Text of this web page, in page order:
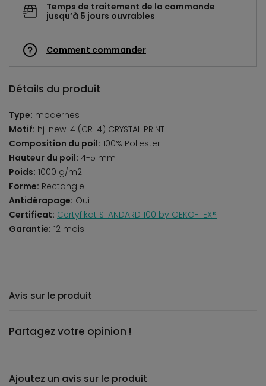
Temps de traitement de la commande
jusqu’à 5 jours ouvrables
Comment commander
Détails du produit
Type: modernes
Motif: hj-new-4 (CR-4) CRYSTAL PRINT
Composition du poil: 100% Poliester
Hauteur du poil: 4-5 mm
Poids: 1000 g/m2
Forme: Rectangle
Antidérapage: Oui
Certificat: Certyfikat STANDARD 100 by OEKO-TEX®
Garantie: 12 mois
Avis sur le produit
Partagez votre opinion !
Ajoutez un avis sur le produit